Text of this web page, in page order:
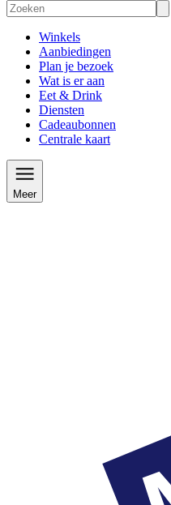
Winkels
Aanbiedingen
Plan je bezoek
Wat is er aan
Eet & Drink
Diensten
Cadeaubonnen
Centrale kaart
Meer